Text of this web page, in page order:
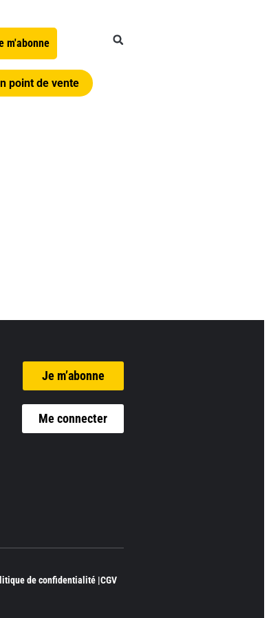
m'abonne
point de vente
Je m’abonne
Me connecter
de confidentialité |CGV